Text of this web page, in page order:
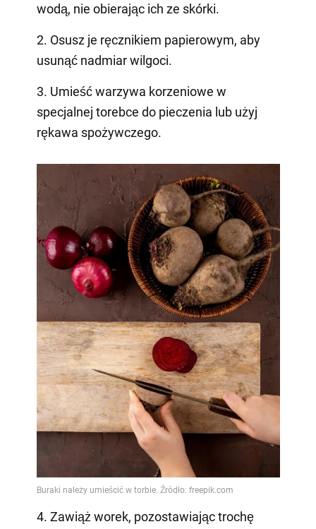
wodą, nie obierając ich ze skórki.
2. Osusz je ręcznikiem papierowym, aby
usunąć nadmiar wilgoci.
3. Umieść warzywa korzeniowe w
specjalnej torebce do pieczenia lub użyj
rękawa spożywczego.
4. Zawiąż worek, pozostawiając trochę